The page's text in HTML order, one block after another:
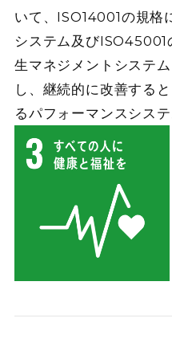
いて、ISO14001の規格
システム及び
生マネジメントシステ
し、継続的に改善する
るパフォーマンスシス